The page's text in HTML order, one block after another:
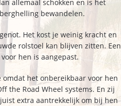
allemaal schokken en is het
bewandelen.
Het kost je weinig kracht en
rolstoel kan blijven zitten. Een
hen is aangepast.
het onbereikbaar voor hen
the Road Wheel systems. En zij
extra aantrekkelijk om bij hen